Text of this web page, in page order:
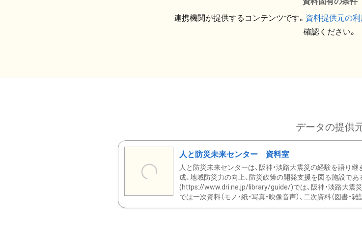
連携機関が提供するコンテンツです。 資料提供元の
確認ください。
データの提供
人と防災未来センター 資料室
人と防災未来センターは、阪神・淡路大震災の経験を語り
成、地域防災力の向上、防災政策の開発支援を図る施設で
(https://www.dri.ne.jp/library/guide/)では、阪神・淡路大震
では一次資料（モノ・紙・写真・映像音声）、二次資料（図書・雑